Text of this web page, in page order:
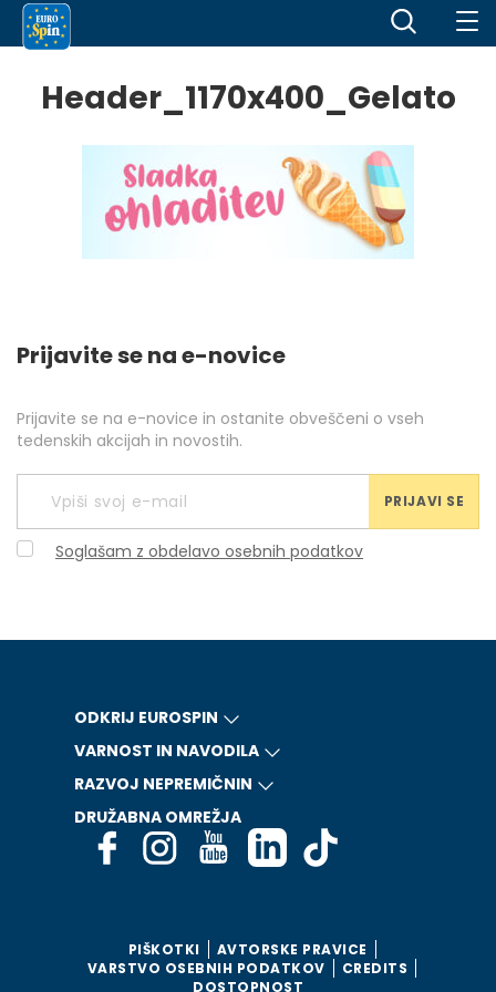
Header_1170x400_Gelato
Prijavite se na e-novice
Prijavite se na e-novice in ostanite obveščeni o vseh
tedenskih akcijah in novostih.
PRIJAVI SE
Soglašam z obdelavo osebnih podatkov
ODKRIJ EUROSPIN
VARNOST IN NAVODILA
RAZVOJ NEPREMIČNIN
DRUŽABNA OMREŽJA
PIŠKOTKI
AVTORSKE PRAVICE
VARSTVO OSEBNIH PODATKOV
CREDITS
DOSTOPNOST